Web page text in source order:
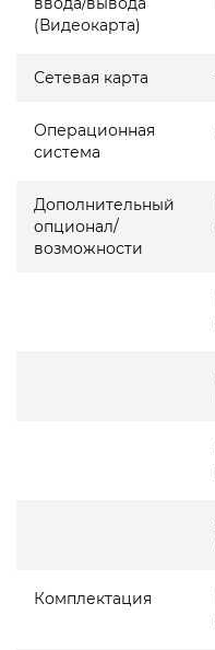
(Видеокарта)
Сетевая карта
Операционная
система
Дополнительный
опционал/
возможности
Комплектация